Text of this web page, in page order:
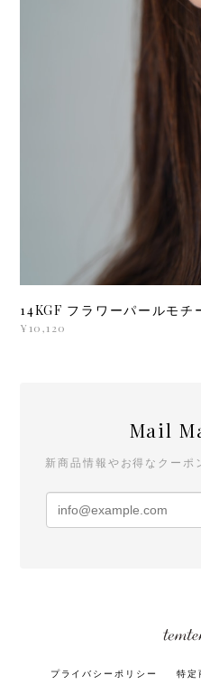
14KGF フラワーパールモチ
¥10,120
Mail
新商品情報やお得なクーポ
プライバシーポリシー 特定